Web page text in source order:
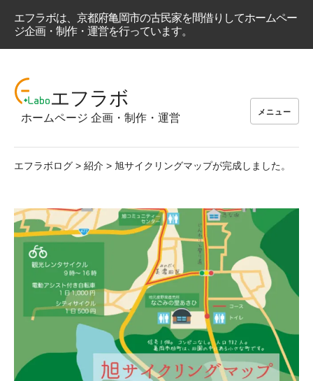
エフラボは、京都府亀岡市の古民家を間借りしてホームペー
ジ企画・制作・運営を行っています。
エフラボ
ホームページ 企画・制作・運営 メニュー
エフラボログ > 紹介 > 旭サイクリングマップが完成しました。